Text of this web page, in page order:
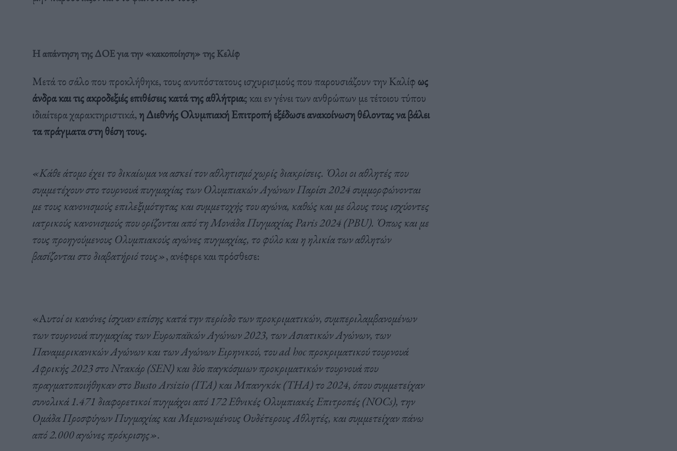
Η απάντηση της ΔΟΕ για την «κακοποίηση» της Κελίφ
Μετά το σάλο που προκλήθηκε, τους ανυπόστατους ισχυρισμούς που παρουσιάζουν την Καλίφ ως
άνδρα και τις ακροδεξιές επιθέσεις κατά της αθλήτριας και εν γένει των ανθρώπων με τέτοιου τύπου
ιδιαίτερα χαρακτηριστικά,η Διεθνής Ολυμπιακή Επιτροπή εξέδωσε ανακοίνωση θέλοντας να βάλει
τα πράγματα στη θέση τους.
«Κάθε άτομο έχει το δικαίωμα να ασκεί τον αθλητισμό χωρίς διακρίσεις. Όλοι οι αθλητές που
συμμετέχουν στο τουρνουά πυγμαχίας των Ολυμπιακών Αγώνων Παρίσι 2024 συμμορφώνονται
με τους κανονισμούς επιλεξιμότητας και συμμετοχής του αγώνα, καθώς και με όλους τους ισχύοντες
ιατρικούς κανονισμούς που ορίζονται από τη Μονάδα Πυγμαχίας Paris 2024 (PBU). Όπως και με
τους προηγούμενους Ολυμπιακούς αγώνες πυγμαχίας, το φύλο και η ηλικία των αθλητών
βασίζονται στο διαβατήριό τους», ανέφερε και πρόσθεσε:
«Αυτοί οι κανόνες ίσχυαν επίσης κατά την περίοδο των προκριματικών, συμπεριλαμβανομένων
των τουρνουά πυγμαχίας των Ευρωπαϊκών Αγώνων 2023, των Ασιατικών Αγώνων, των
Παναμερικανικών Αγώνων και των Αγώνων Ειρηνικού, του ad hoc προκριματικού τουρνουά
Αφρικής 2023 στο Ντακάρ (SEN) και δύο παγκόσμιων προκριματικών τουρνουά που
πραγματοποιήθηκαν στο Busto Arsizio (ITA) και Μπανγκόκ (THA) το 2024, όπου συμμετείχαν
συνολικά 1.471 διαφορετικοί πυγμάχοι από 172 Εθνικές Ολυμπιακές Επιτροπές (NOCs), την
Ομάδα Προσφύγων Πυγμαχίας και Μεμονωμένους Ουδέτερους Αθλητές, και συμμετείχαν πάνω
από 2.000 αγώνες πρόκρισης».